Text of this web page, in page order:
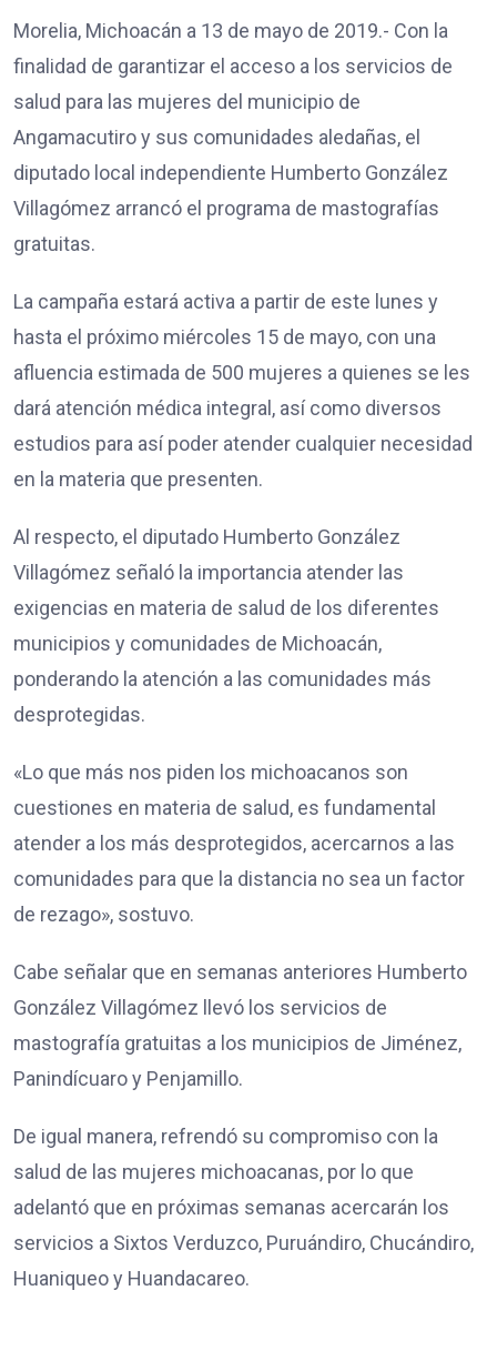
Morelia, Michoacán a 13 de mayo de 2019.- Con la
finalidad de garantizar el acceso a los servicios de
salud para las mujeres del municipio de
Angamacutiro y sus comunidades aledañas, el
diputado local independiente Humberto González
Villagómez arrancó el programa de mastografías
gratuitas.
La campaña estará activa a partir de este lunes y
hasta el próximo miércoles 15 de mayo, con una
afluencia estimada de 500 mujeres a quienes se les
dará atención médica integral, así como diversos
estudios para así poder atender cualquier necesidad
en la materia que presenten.
Al respecto, el diputado Humberto González
Villagómez señaló la importancia atender las
exigencias en materia de salud de los diferentes
municipios y comunidades de Michoacán,
ponderando la atención a las comunidades más
desprotegidas.
«Lo que más nos piden los michoacanos son
cuestiones en materia de salud, es fundamental
atender a los más desprotegidos, acercarnos a las
comunidades para que la distancia no sea un factor
de rezago», sostuvo.
Cabe señalar que en semanas anteriores Humberto
González Villagómez llevó los servicios de
mastografía gratuitas a los municipios de Jiménez,
Panindícuaro y Penjamillo.
De igual manera, refrendó su compromiso con la
salud de las mujeres michoacanas, por lo que
adelantó que en próximas semanas acercarán los
servicios a Sixtos Verduzco, Puruándiro, Chucándiro,
Huaniqueo y Huandacareo.